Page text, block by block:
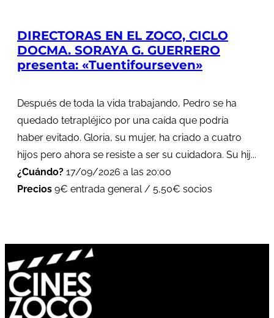
DIRECTORAS EN EL ZOCO, CICLO
DOCMA. SORAYA G. GUERRERO
presenta: «Tuentifourseven»
Después de toda la vida trabajando, Pedro se ha
quedado tetrapléjico por una caída que podría
haber evitado. Gloria, su mujer, ha criado a cuatro
hijos pero ahora se resiste a ser su cuidadora. Su hij...
¿Cuándo? 17/09/2026 a las 20:00
Precios 9€ entrada general / 5,50€ socios